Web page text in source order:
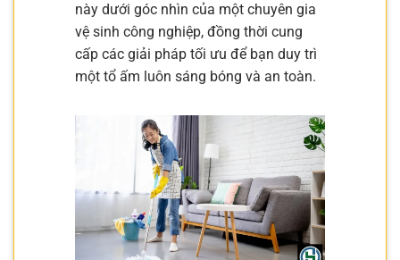
này dưới góc nhìn của một chuyên gia
vệ sinh công nghiệp, đồng thời cung
cấp các giải pháp tối ưu để bạn duy trì
một tổ ấm luôn sáng bóng và an toàn.